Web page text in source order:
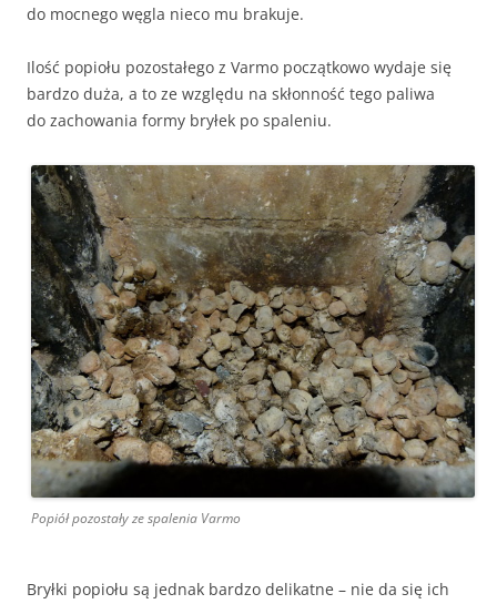
do mocnego węgla nieco mu brakuje.
Ilość popiołu pozostałego z Varmo początkowo wydaje się
bardzo duża, a to ze względu na skłonność tego paliwa
do zachowania formy bryłek po spaleniu.
Popiół pozostały ze spalenia Varmo
Bryłki popiołu są jednak bardzo delikatne – nie da się ich